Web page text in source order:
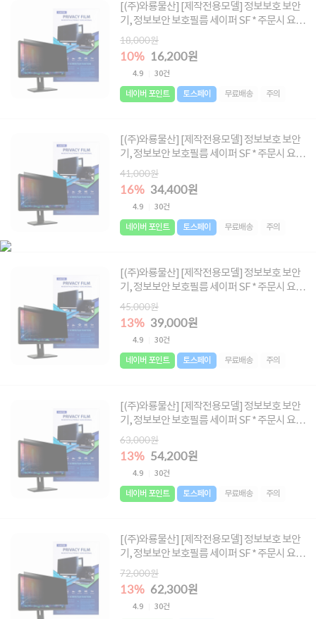
[(주)와룡물산] [제작전용모델] 정보보호 보안
기, 정보보안 보호필름 세이퍼 SF * 주문시 요청
글에 사이즈 메모 必 * [사이즈 : 250X100 ~
345X150]
18,000원
10% 16,200원
4.9 30건
네이버 포인트 토스페이 무료배송 주의
[(주)와룡물산] [제작전용모델] 정보보호 보안
기, 정보보안 보호필름 세이퍼 SF * 주문시 요청
글에 사이즈 메모 必 * [사이즈 : 338X215 ~
480X285]
41,000원
16% 34,400원
4.9 30건
네이버 포인트 토스페이 무료배송 주의
[(주)와룡물산] [제작전용모델] 정보보호 보안
기, 정보보안 보호필름 세이퍼 SF * 주문시 요청
글에 사이즈 메모 必 * [사이즈 : 495X287~
532X300]
45,000원
13% 39,000원
4.9 30건
네이버 포인트 토스페이 무료배송 주의
[(주)와룡물산] [제작전용모델] 정보보호 보안
기, 정보보안 보호필름 세이퍼 SF * 주문시 요청
글에 사이즈 메모 必 * [사이즈 : 552X330 ~
698X395]
63,000원
13% 54,200원
4.9 30건
네이버 포인트 토스페이 무료배송 주의
[(주)와룡물산] [제작전용모델] 정보보호 보안
기, 정보보안 보호필름 세이퍼 SF * 주문시 요청
글에 사이즈 메모 必 * [사이즈 : 670X400 ~
850X700]
72,000원
13% 62,300원
4.9 30건